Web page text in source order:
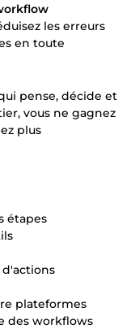
les erreurs
en toute
pense, décide et
vous ne gagnez
plus
étapes
plateformes
des workflows